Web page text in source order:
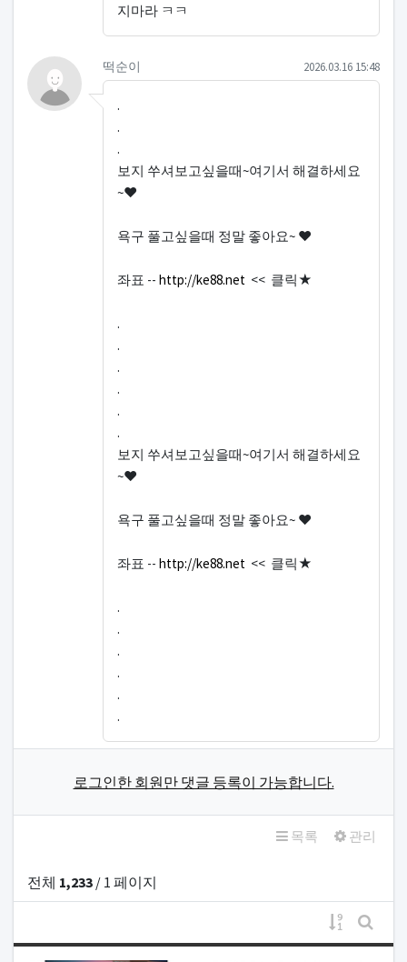
지마라 ㅋㅋ
떡순이님의 댓글
떡순이 작성일
2026.03.16 15:48
.
.
.
보지 쑤셔보고싶을때~여기서 해결하세요
~♥
욕구 풀고싶을때 정말 좋아요~ ♥
좌표 -- http://ke88.net<< 클릭★
.
.
.
.
.
.
보지 쑤셔보고싶을때~여기서 해결하세요
~♥
욕구 풀고싶을때 정말 좋아요~ ♥
좌표 -- http://ke88.net<< 클릭★
.
.
.
.
.
.
로그인한 회원만 댓글 등록이 가능합니다.
목록 관리
전체 1,233 / 1 페이지
게시물 정
게시